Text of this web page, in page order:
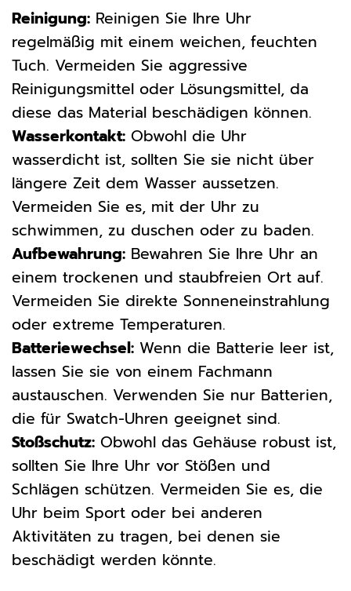
Reinigung: Reinigen Sie Ihre Uhr
regelmäßig mit einem weichen, feuchten
Tuch. Vermeiden Sie aggressive
Reinigungsmittel oder Lösungsmittel, da
diese das Material beschädigen können.
Wasserkontakt: Obwohl die Uhr
wasserdicht ist, sollten Sie sie nicht über
längere Zeit dem Wasser aussetzen.
Vermeiden Sie es, mit der Uhr zu
schwimmen, zu duschen oder zu baden.
Aufbewahrung: Bewahren Sie Ihre Uhr an
einem trockenen und staubfreien Ort auf.
Vermeiden Sie direkte Sonneneinstrahlung
oder extreme Temperaturen.
Batteriewechsel: Wenn die Batterie leer ist,
lassen Sie sie von einem Fachmann
austauschen. Verwenden Sie nur Batterien,
die für Swatch-Uhren geeignet sind.
Stoßschutz: Obwohl das Gehäuse robust ist,
sollten Sie Ihre Uhr vor Stößen und
Schlägen schützen. Vermeiden Sie es, die
Uhr beim Sport oder bei anderen
Aktivitäten zu tragen, bei denen sie
beschädigt werden könnte.